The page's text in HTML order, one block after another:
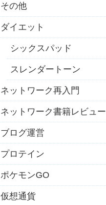
その他
ダイエット
シックスパッド
スレンダートーン
ネットワーク再入門
ネットワーク書籍レビュー
ブログ運営
プロテイン
ポケモンGO
仮想通貨